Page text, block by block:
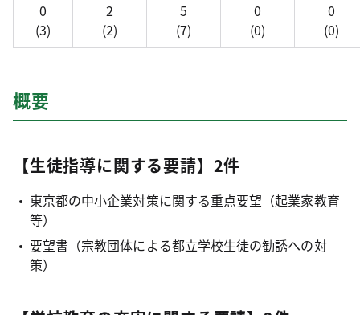
0
(3)
2
(2)
5
(7)
0
(0)
0
(0)
概要
【生徒指導に関する要請】2件
東京都の中小企業対策に関する重点要望（起業家教育
等）
要望書（宗教団体による都立学校生徒の勧誘への対
策）